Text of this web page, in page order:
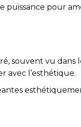
puissance pour
souvent vu dans
avec l’esthétique.